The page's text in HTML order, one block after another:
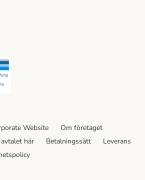
Method
Website
Om företaget
här Betalningssätt
Leverans